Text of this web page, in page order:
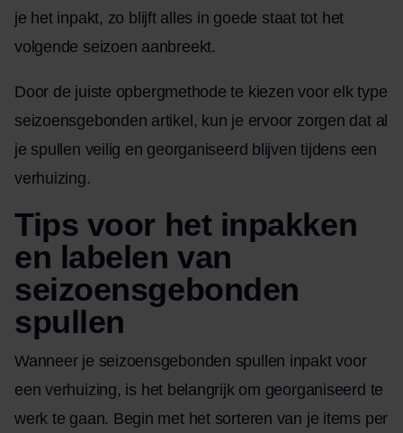
je het inpakt, zo blijft alles in goede staat tot het
volgende seizoen aanbreekt.
Door de juiste opbergmethode te kiezen voor elk type
seizoensgebonden artikel, kun je ervoor zorgen dat al
je spullen veilig en georganiseerd blijven tijdens een
verhuizing.
Tips voor het inpakken
en labelen van
seizoensgebonden
spullen
Wanneer je seizoensgebonden spullen inpakt voor
een verhuizing, is het belangrijk om georganiseerd te
werk te gaan. Begin met het sorteren van je items per